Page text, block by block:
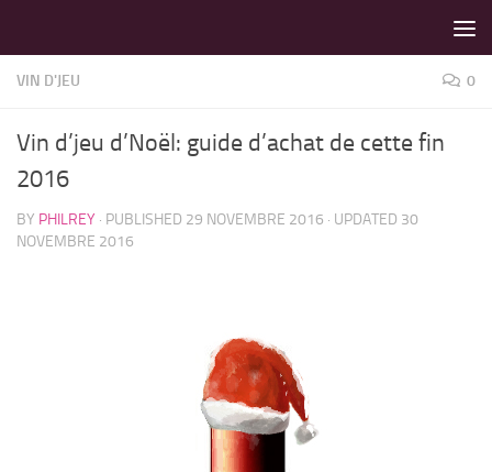
VIN D'JEU 0
Vin d’jeu d’Noël: guide d’achat de cette fin
2016
BY PHILREY · PUBLISHED 29 NOVEMBRE 2016 · UPDATED 30
NOVEMBRE 2016